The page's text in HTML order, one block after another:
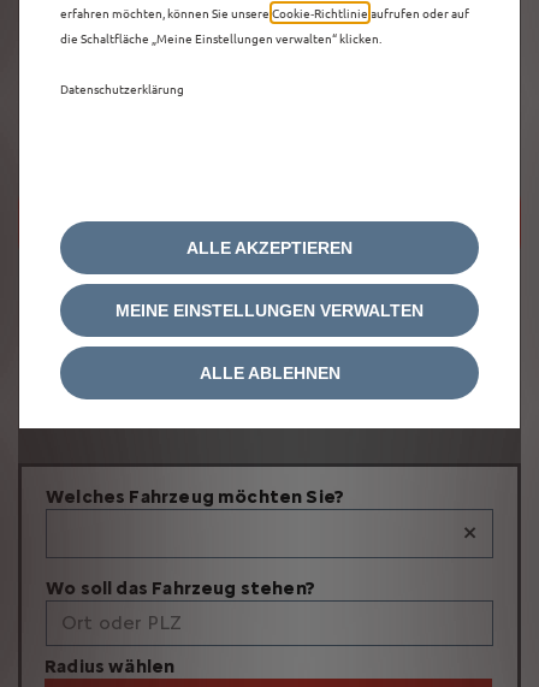
akzeptieren Sie bitte die für
Marketing/Werbung relevanten-Cookies.
Welches Fahrzeug möchten Sie?
×
Wo soll das Fahrzeug stehen?
Ort oder PLZ
Radius wählen
erfahren möchten, können Sie unsere Cookie‑Richtlinie aufrufen oder auf
die Schaltfläche „Meine Einstellungen verwalten“ klicken.
Datenschutzerklärung
MEINE EINSTELLUNGEN VERWALTEN
ALLE AKZEPTIEREN
ALLE ABLEHNEN